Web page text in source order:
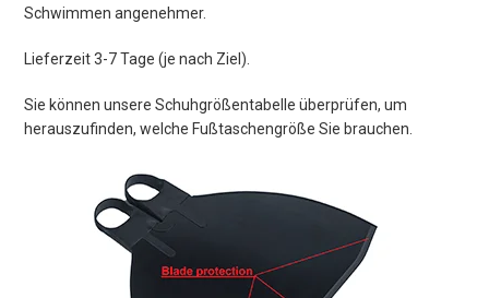
Schwimmen angenehmer.
Lieferzeit 3-7 Tage (je nach Ziel).
Sie können unsere Schuhgrößentabelle überprüfen, um
herauszufinden, welche Fußtaschengröße Sie brauchen.